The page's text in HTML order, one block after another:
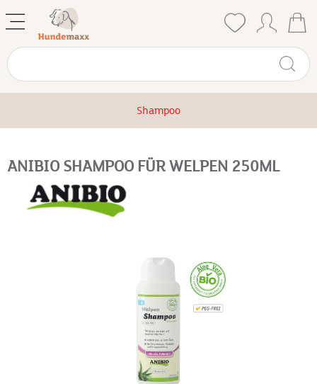
Shampoo
ANIBIO SHAMPOO FÜR WELPEN 250ML